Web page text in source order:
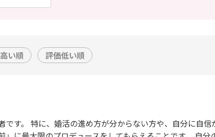
い順 評価低い順
す。 特に、婚活の進め方が分からない方や、自分に自